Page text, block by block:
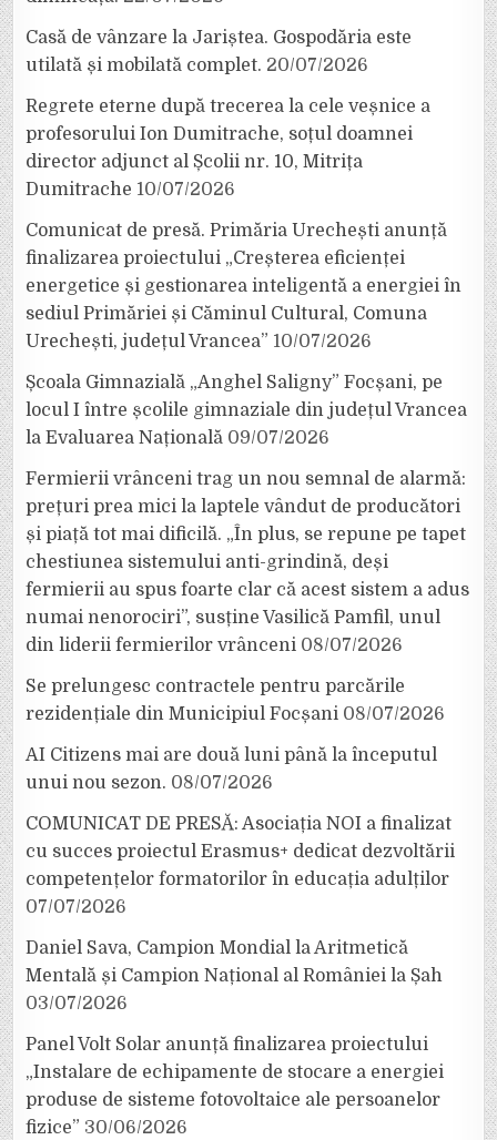
Casă de vânzare la Jariștea. Gospodăria este
utilată și mobilată complet. 20/07/2026
Regrete eterne după trecerea la cele veșnice a
profesorului Ion Dumitrache, soțul doamnei
director adjunct al Școlii nr. 10, Mitrița
Dumitrache 10/07/2026
Comunicat de presă. Primăria Urechești anunță
finalizarea proiectului „Creșterea eficienței
energetice și gestionarea inteligentă a energiei în
sediul Primăriei și Căminul Cultural, Comuna
Urechești, județul Vrancea” 10/07/2026
Școala Gimnazială „Anghel Saligny” Focșani, pe
locul I între școlile gimnaziale din județul Vrancea
la Evaluarea Națională 09/07/2026
Fermierii vrânceni trag un nou semnal de alarmă:
prețuri prea mici la laptele vândut de producători
și piață tot mai dificilă. „În plus, se repune pe tapet
chestiunea sistemului anti-grindină, deși
fermierii au spus foarte clar că acest sistem a adus
numai nenorociri”, susține Vasilică Pamfil, unul
din liderii fermierilor vrânceni 08/07/2026
Se prelungesc contractele pentru parcările
rezidențiale din Municipiul Focșani 08/07/2026
AI Citizens mai are două luni până la începutul
unui nou sezon. 08/07/2026
COMUNICAT DE PRESĂ: Asociația NOI a finalizat
cu succes proiectul Erasmus+ dedicat dezvoltării
competențelor formatorilor în educația adulților
07/07/2026
Daniel Sava, Campion Mondial la Aritmetică
Mentală și Campion Național al României la Șah
03/07/2026
Panel Volt Solar anunță finalizarea proiectului
„Instalare de echipamente de stocare a energiei
produse de sisteme fotovoltaice ale persoanelor
fizice” 30/06/2026